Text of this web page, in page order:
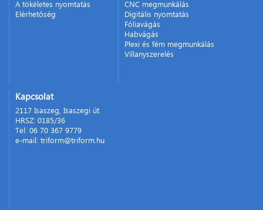
A tökéletes nyomtatás
Elérhetőség
CNC megmunkálás
Digitális nyomtatás
Fóliavágás
Habvágás
Plexi és fém megmunkálás
Villanyszerelés
Kapcsolat
2117 Isaszeg, Isaszegi út
HRSZ: 0185/36
Tel: 06 70 367 9779
e-mail: triform@triform.hu